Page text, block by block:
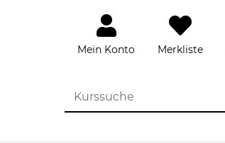
Mein Konto Merkliste